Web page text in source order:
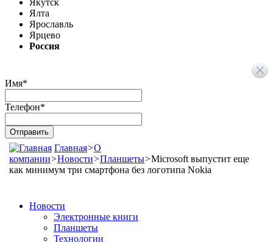
Ялта
Ярославль
Ярцево
Россия
Имя*
Телефон*
Главная>О
компании>Новости>Планшеты>Microsoft выпустит еще
как минимум три смартфона без логотипа Nokia
Новости
Электронные книги
Планшеты
Технологии